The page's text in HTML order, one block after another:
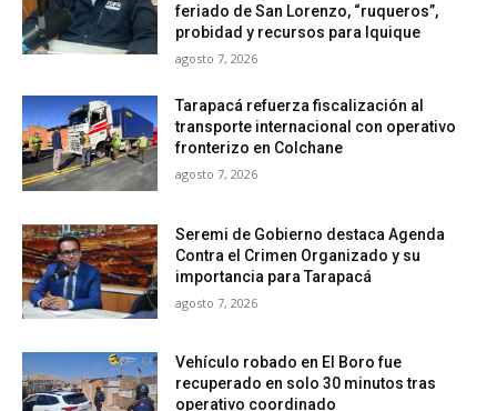
feriado de San Lorenzo, “ruqueros”,
probidad y recursos para Iquique
agosto 7, 2026
Tarapacá refuerza fiscalización al
transporte internacional con operativo
fronterizo en Colchane
agosto 7, 2026
Seremi de Gobierno destaca Agenda
Contra el Crimen Organizado y su
importancia para Tarapacá
agosto 7, 2026
Vehículo robado en El Boro fue
recuperado en solo 30 minutos tras
operativo coordinado